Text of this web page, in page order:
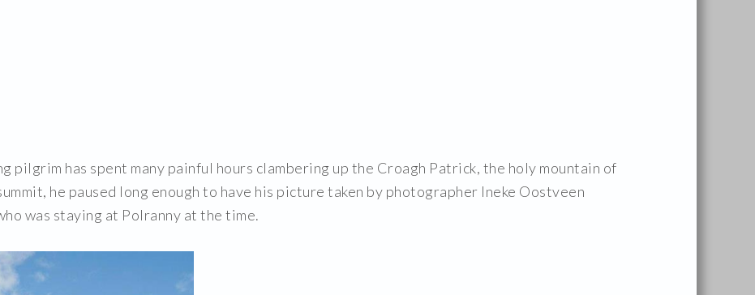
pilgrim has spent many painful hours clambering up the Croagh Patrick, the holy mountain of
he paused long enough to have his picture taken by photographer Ineke Oostveen
was staying at Polranny at the time.